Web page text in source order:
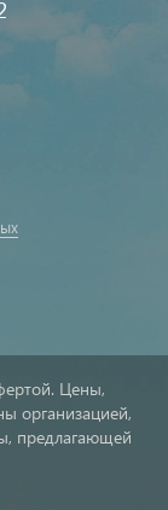
Цены,
организацией,
предлагающей